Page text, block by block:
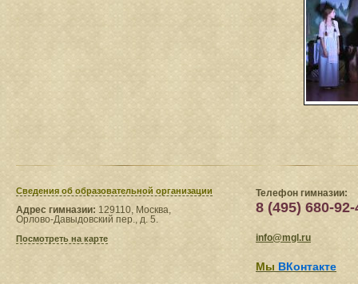
Сведения​ об образовательной организации
Адрес гимназии: 129110, Москва,
Орлово-Давыдовский пер., д. 5.
Посмотреть на карте
Телефон гимназии:
8 (495) 680-92-
info@mgl.ru
Мы ВКонтакте